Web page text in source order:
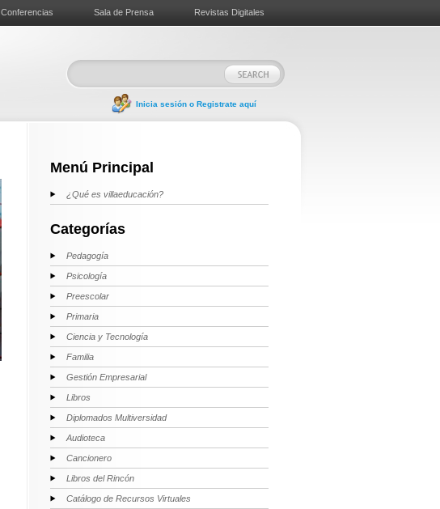
Conferencias Sala de Prensa Revistas Digitales
Inicia sesión o Registrate aquí
Menú Principal
¿Qué es villaeducación?
Categorías
Pedagogía
Psicología
Preescolar
Primaria
Ciencia y Tecnología
Familia
Gestión Empresarial
Libros
Diplomados Multiversidad
Audioteca
Cancionero
Libros del Rincón
Catálogo de Recursos Virtuales